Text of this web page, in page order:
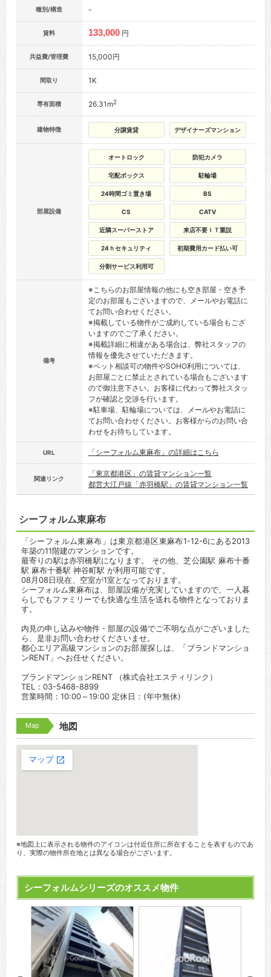
種別/構造 -
賃料 133,000 円
共益費/管理費 15,000円
間取り 1K
専有面積 26.31m2
建物特徴 分譲賃貸 デザイナーズマンション
部屋設備
オートロック 防犯カメラ
宅配ボックス 駐輪場
24時間ゴミ置き場 BS
CS CATV
近隣スーパーストア 来店不要ＩＴ重説
24ｈセキュリティ 初期費用カード払い可
分割サービス利用可
備考
※こちらのお部屋情報の他にも空き部屋・空き予
定のお部屋もございますので、メールやお電話に
てお問い合わせください。
※掲載している物件がご成約している場合もござ
いますのでご了承ください。
※掲載詳細に相違がある場合は、弊社スタッフの
情報を優先させていただきます。
※ペット相談可の物件やSOHO利用については、
お部屋ごとに禁止とされている場合もございます
ので御注意下さい。お客様に代わって弊社スタッ
フが確認と交渉を行います。
※駐車場、駐輪場については、メールやお電話に
てお問い合わせください。お客様からのお問い合
わせをお待ちしています。
URL 「シーフォルム東麻布」の詳細はこちら
関連リンク
「東京都港区」の賃貸マンション一覧
都営大江戸線「赤羽橋駅」の賃貸マンション一覧
シーフォルム東麻布
「シーフォルム東麻布」は東京都港区東麻布1-12-6にある2013
年築の11階建のマンションです。
最寄りの駅は赤羽橋駅になります。 その他、芝公園駅 麻布十番
駅 麻布十番駅 神谷町駅 が利用可能です。
08月08日現在、空室が1室となっております。
シーフォルム東麻布は、部屋設備が充実していますので、一人暮
らしでもファミリーでも快適な生活を送れる物件となっておりま
す。
内見の申し込みや物件・部屋の設備でご不明な点がございました
ら、是非お問い合わせくださいませ。
都心エリア高級マンションのお部屋探しは、「ブランドマンショ
ンRENT」へお任せください。
ブランドマンションRENT （株式会社エスティリンク）
TEL：03-5468-8899
営業時間：10:00～19:00 定休日：(年中無休)
Map 地図
※地図上に表示される物件のアイコンは付近住所に所在することを表すものであ
り、実際の物件所在地とは異なる場合がございます。
シーフォルムシリーズのオススメ物件